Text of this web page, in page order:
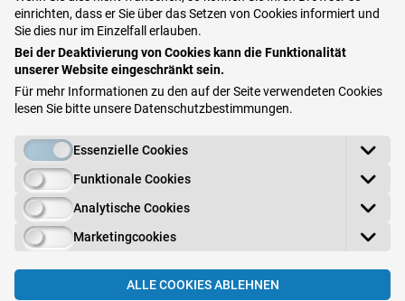
Dermatologiein MedHaut11
Seit 2021Fachärztin für
Dermatologiein Medizin am Hauptbahnhof
2019 - 2020Fachärztin für
Dermatologieim Krankenhaus Hietzing
(Wien 13)
2016 – 2019Facharztausbildung für
Dermatologieim Wiener
16) und Krankenhaus Hietzing (Wien 13)
einrichten, dass er Sie über das Setzen von Cookies informiert und
Sie dies nur im Einzelfall erlauben.
Bei der Deaktivierung von Cookies kann die Funktionalität
unserer Website eingeschränkt sein.
Für mehr Informationen zu den auf der Seite verwendeten Cookies
lesen Sie bitte unsere Datenschutzbestimmungen.
Essenzielle Cookies
Funktionale Cookies
Analytische Cookies
Marketingcookies
ALLE COOKIES ABLEHNEN